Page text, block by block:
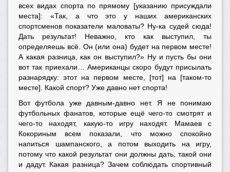
всех видах спорта по прямому [указанию присуждали
места]: «Так, а что это у наших американских
спортсменов показатели маловаты? Ну-ка судей сюда!
Дать результат! Неважно, кто как выступил, ты
определяешь всё. Он (или она) будет на первом месте!
А какая разница, как он выступил?» Ну и пусть бы они
вот так приехали… Американцы скоро будут присылать
разнарядку: этот на первом месте, [тот] на [таком-то
месте]. Какой спорт? Уже давно нет спорта!
Вот футбола уже давным-давно нет. Я не понимаю
футбольных фанатов, которые ещё чего-то смотрят и
чего-то находят, какую-то игру находят. Мамаев с
Кокориным всем показали, что можно спокойно
напиться шампанского, а потом выходить на игру,
потому что какой результат они должны дать, такой они
и дадут. Какая разница? Зачем соблюдать спортивный